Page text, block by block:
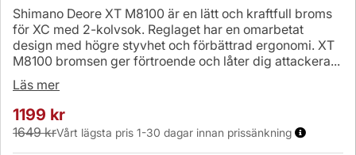
Shimano Deore XT M8100 är en lätt och kraftfull broms
för XC med 2-kolvsok. Reglaget har en omarbetat
design med högre styvhet och förbättrad ergonomi. XT
M8100 bromsen ger förtroende och låter dig attackera...
Läs mer
1199 kr
1649 krVårt lägsta pris 1-30 dagar innan prissänkning